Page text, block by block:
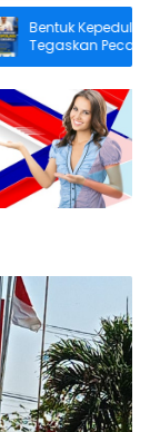
Negara, BNN
Narkoba
akan Dipenjara